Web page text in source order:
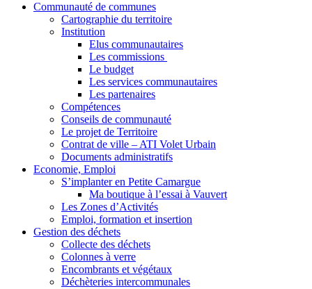
Communauté de communes
Cartographie du territoire
Institution
Elus communautaires
Les commissions
Le budget
Les services communautaires
Les partenaires
Compétences
Conseils de communauté
Le projet de Territoire
Contrat de ville – ATI Volet Urbain
Documents administratifs
Economie, Emploi
S’implanter en Petite Camargue
Ma boutique à l’essai à Vauvert
Les Zones d’Activités
Emploi, formation et insertion
Gestion des déchets
Collecte des déchets
Colonnes à verre
Encombrants et végétaux
Déchèteries intercommunales